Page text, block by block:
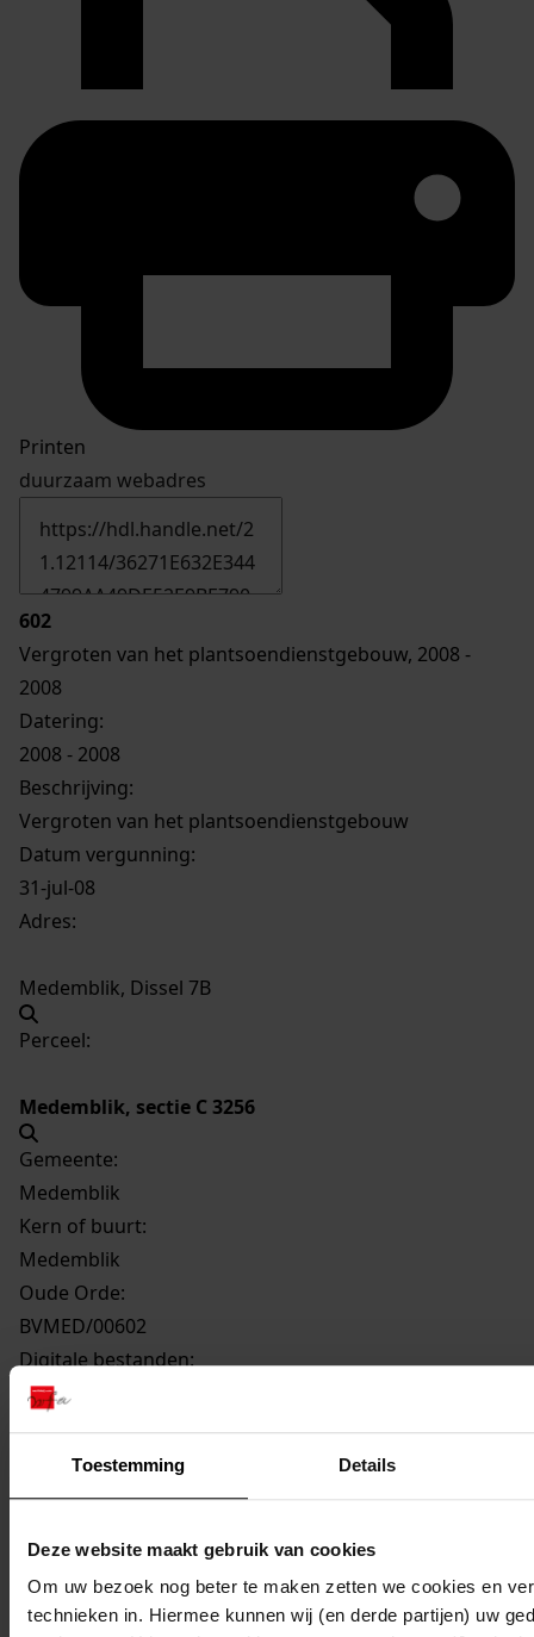
Toestemming Details
Deze website maakt gebruik van cookies
Om uw bezoek nog beter te maken zetten we cookies en
technieken in. Hiermee kunnen wij (en derde partijen) uw
Printen
duurzaam webadres
602
Vergroten van het plantsoendienstgebouw, 2008 -
2008
Datering:
2008 - 2008
Beschrijving:
Vergroten van het plantsoendienstgebouw
Datum vergunning:
31-jul-08
Adres:
Medemblik, Dissel 7B
Perceel:
Medemblik, sectie C 3256
Gemeente:
Medemblik
Kern of buurt:
Medemblik
Oude Orde:
BVMED/00602
Digitale bestanden:
Bestanden per e-mail ontvangen
Vorige
Volgende
Ga
laatste wijziging 03-07-2024
1 gedigitaliseerd